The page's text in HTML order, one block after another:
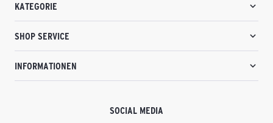
KATEGORIE
SHOP SERVICE
INFORMATIONEN
SOCIAL MEDIA